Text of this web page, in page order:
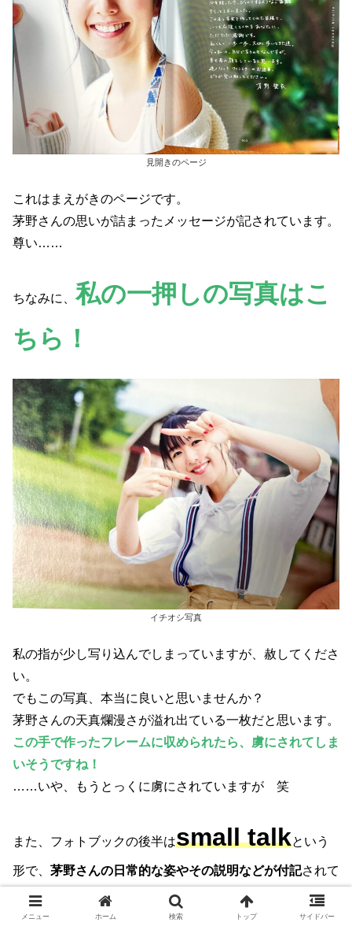
見開きのページ
これはまえがきのページです。
茅野さんの思いが詰まったメッセージが記されています。
尊い……
ちなみに、私の一押しの写真はこ
ちら！
イチオシ写真
私の指が少し写り込んでしまっていますが、赦してくださ
い。
でもこの写真、本当に良いと思いませんか？
茅野さんの天真爛漫さが溢れ出ている一枚だと思います。
この手で作ったフレームに収められたら、虜にされてしま
いそうですね！
……いや、もうとっくに虜にされていますが 笑
また、フォトブックの後半はsmall talkという
形で、 茅野さんの日常的な姿やその説明などが付記されて
います。
杏杏とのツーショットもありました。
メニュー ホーム 検索 トップ サイドバー